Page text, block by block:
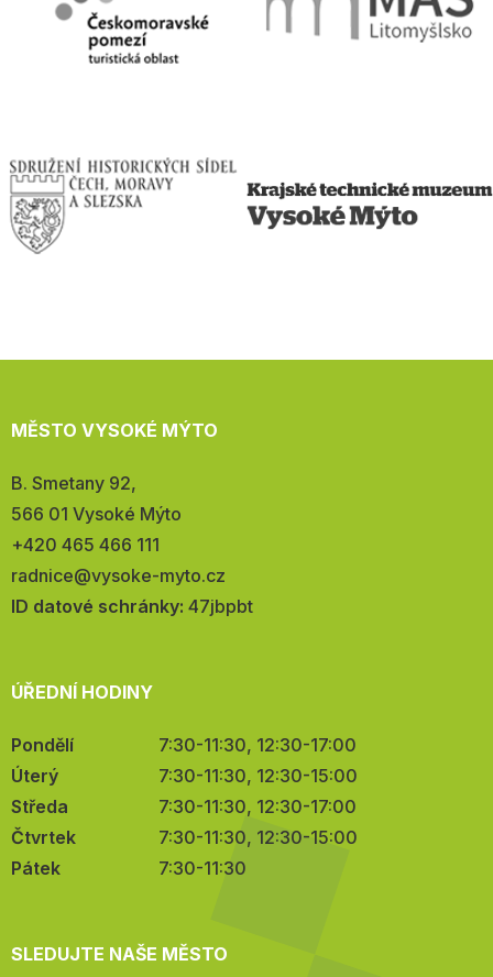
MĚSTO VYSOKÉ MÝTO
Adresa:
B. Smetany 92,
566 01 Vysoké Mýto
Telefon:
+420 465 466 111
E-
mail:
radnice@vysoke-myto.cz
ID datové schránky: 47jbpbt
ÚŘEDNÍ HODINY
Pondělí
7:30-11:30, 12:30-17:00
Úterý
7:30-11:30, 12:30-15:00
Středa
7:30-11:30, 12:30-17:00
Čtvrtek
7:30-11:30, 12:30-15:00
Pátek
7:30-11:30
SLEDUJTE NAŠE MĚSTO